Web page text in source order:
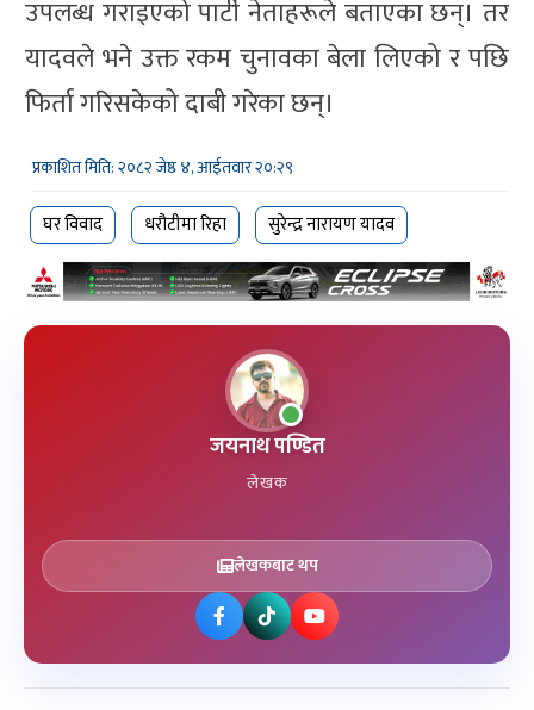
उपलब्ध गराइएको पार्टी नेताहरूले बताएका छन्। तर
यादवले भने उक्त रकम चुनावका बेला लिएको र पछि
फिर्ता गरिसकेको दाबी गरेका छन्।
प्रकाशित मिति: २०८२ जेष्ठ ४, आईतवार २०:२९
घर विवाद धरौटीमा रिहा सुरेन्द्र नारायण यादव
जयनाथ पण्डित
लेखक
लेखकबाट थप